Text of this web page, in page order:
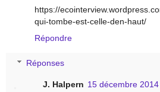
https://
qui-tombe-est-celle-den-haut/
Répondre
Réponses
J. Halpern 15 décembre